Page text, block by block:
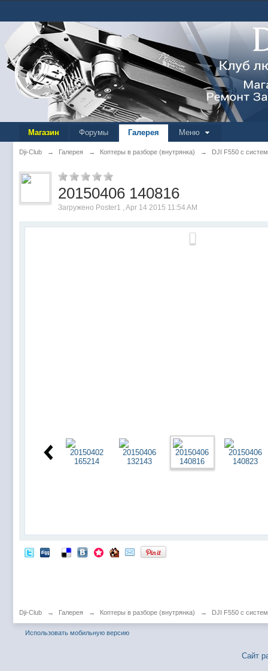
Магазин Форумы Галерея Меню
Dji-Club → Галерея → Коптеры в разборе (внутрянка) → DJI F550 с
20150406 140816
Загружено Poster1 , Apr 14 2015 11:54 AM
Dji-Club → Галерея → Коптеры в разборе (внутрянка) → DJI F550 с
Использовать мобильную версию
Сайт